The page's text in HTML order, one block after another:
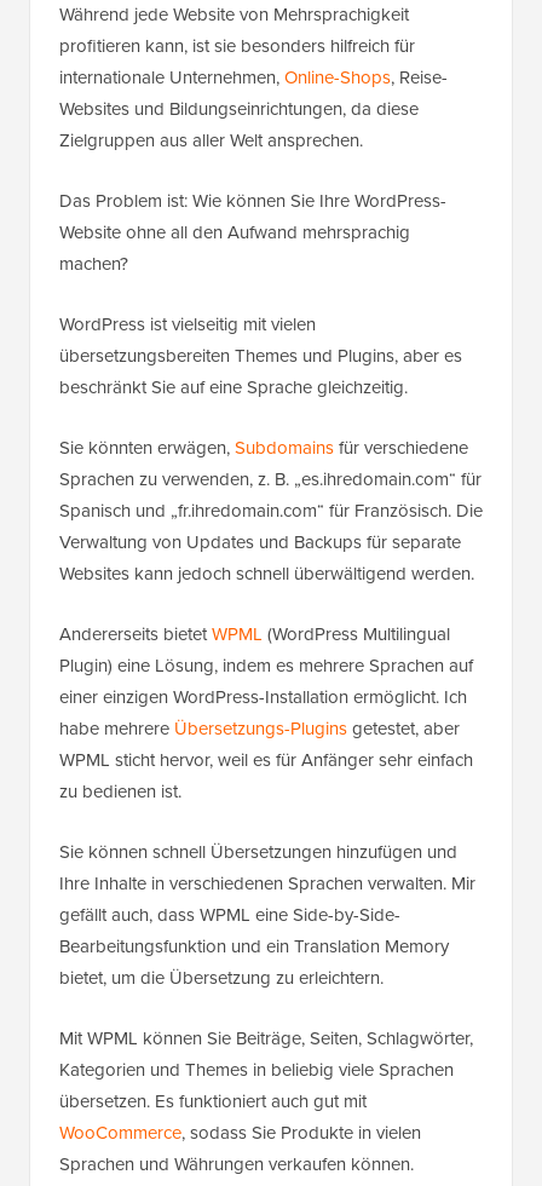
Während jede Website von Mehrsprachigkeit
profitieren kann, ist sie besonders hilfreich für
internationale Unternehmen,Online-Shops, Reise-
Websites und Bildungseinrichtungen, da diese
Zielgruppen aus aller Welt ansprechen.
Das Problem ist: Wie können Sie Ihre WordPress-
Website ohne all den Aufwand mehrsprachig
machen?
WordPress ist vielseitig mit vielen
übersetzungsbereiten Themes und Plugins, aber es
beschränkt Sie auf eine Sprache gleichzeitig.
Sie könnten erwägen,Subdomainsfür verschiedene
Sprachen zu verwenden, z. B. „es.ihredomain.com“ für
Spanisch und „fr.ihredomain.com“ für Französisch. Die
Verwaltung von Updates und Backups für separate
Websites kann jedoch schnell überwältigend werden.
Andererseits bietetWPML (WordPress Multilingual
Plugin) eine Lösung, indem es mehrere Sprachen auf
einer einzigen WordPress-Installation ermöglicht. Ich
habe mehrere Übersetzungs-Pluginsgetestet, aber
WPML sticht hervor, weil es für Anfänger sehr einfach
zu bedienen ist.
Sie können schnell Übersetzungen hinzufügen und
Ihre Inhalte in verschiedenen Sprachen verwalten. Mir
gefällt auch, dass WPML eine Side-by-Side-
Bearbeitungsfunktion und ein Translation Memory
bietet, um die Übersetzung zu erleichtern.
Mit WPML können Sie Beiträge, Seiten, Schlagwörter,
Kategorien und Themes in beliebig viele Sprachen
übersetzen. Es funktioniert auch gut mit
WooCommerce, sodass Sie Produkte in vielen
Sprachen und Währungen verkaufen können.